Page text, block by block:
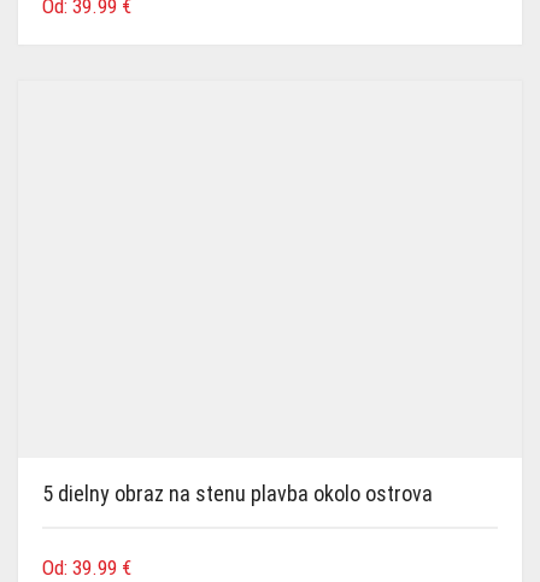
Od: 39.99 €
5 dielny obraz na stenu plavba okolo ostrova
Od: 39.99 €